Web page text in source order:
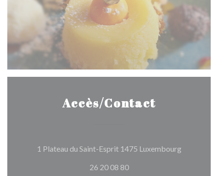
Accès/Contact
1 Plateau du Saint-Esprit 1475 Luxembourg((ouvre
26 20 08 80